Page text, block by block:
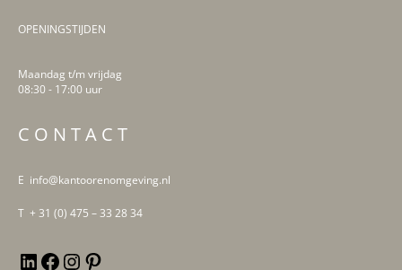
OPENINGSTIJDEN
Maandag t/m vrijdag
08:30 - 17:00 uur
C O N T A C T
E info@kantoorenomgeving.nl
T + 31 (0) 475 – 33 28 34
LinkedInFacebookInstagram
Pinterest